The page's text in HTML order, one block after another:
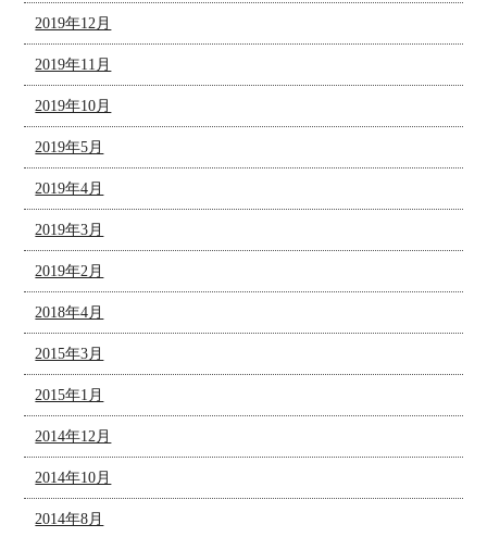
2019年12月
2019年11月
2019年10月
2019年5月
2019年4月
2019年3月
2019年2月
2018年4月
2015年3月
2015年1月
2014年12月
2014年10月
2014年8月